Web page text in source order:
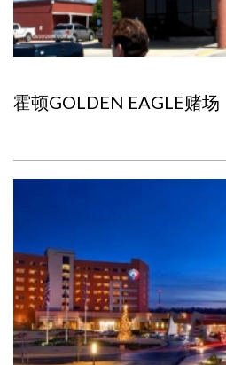
霍顿GOLDEN EAGLE赌场